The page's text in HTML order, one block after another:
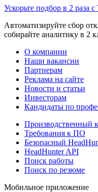
Ускорьте подбор в 2 раза
Автоматизируйте сбор
собирайте аналитику в 2
О компании
Наши вакансии
Партнерам
Реклама на сайте
Новости и статьи
Инвесторам
Кандидаты по
Производственный
Требования к ПО
Безопасный
HeadHunter API
Поиск работы
Поиск по резюме
Мобильное приложение